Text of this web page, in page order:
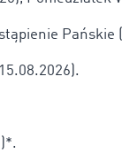
Pańskie